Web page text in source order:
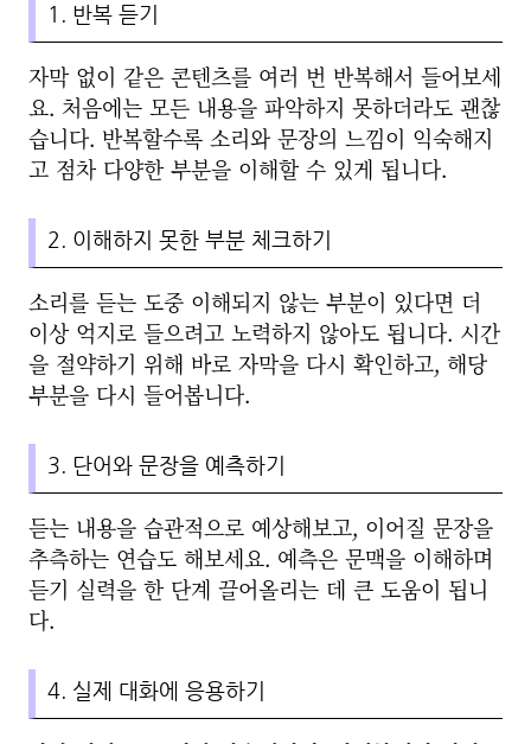
1. 반복 듣기
자막 없이 같은 콘텐츠를 여러 번 반복해서 들어보세
요. 처음에는 모든 내용을 파악하지 못하더라도 괜찮
습니다. 반복할수록 소리와 문장의 느낌이 익숙해지
고 점차 다양한 부분을 이해할 수 있게 됩니다.
2. 이해하지 못한 부분 체크하기
소리를 듣는 도중 이해되지 않는 부분이 있다면 더
이상 억지로 들으려고 노력하지 않아도 됩니다. 시간
을 절약하기 위해 바로 자막을 다시 확인하고, 해당
부분을 다시 들어봅니다.
3. 단어와 문장을 예측하기
듣는 내용을 습관적으로 예상해보고, 이어질 문장을
추측하는 연습도 해보세요. 예측은 문맥을 이해하며
듣기 실력을 한 단계 끌어올리는 데 큰 도움이 됩니
다.
4. 실제 대화에 응용하기